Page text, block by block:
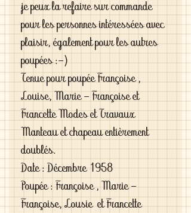
je peux la refaire sur commande
pour les personnes intéressées avec
plaisir, également pour les autres
poupées :-)
Tenue pour poupée Françoise ,
Louise, Marie - Françoise et
Francette Modes et Travaux
Manteau et chapeau entièrement
doublés.
Date : Décembre 1958
Poupée : Françoise , Marie -
Françoise, Lousie et Francette